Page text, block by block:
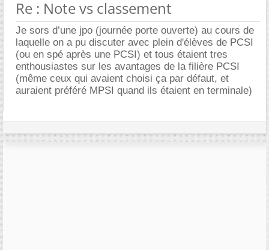
Re : Note vs classement
Je sors d’une jpo (journée porte ouverte) au cours de
laquelle on a pu discuter avec plein d'élèves de PCSI
(ou en spé après une PCSI) et tous étaient tres
enthousiastes sur les avantages de la filière PCSI
(même ceux qui avaient choisi ça par défaut, et
auraient préféré MPSI quand ils étaient en terminale)